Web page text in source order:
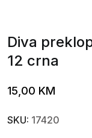
Diva
12 crna
15,00 KM
SKU: 17420